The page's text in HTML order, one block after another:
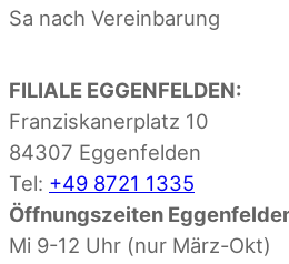
Sa nach Vereinbarung
FILIALE EGGENFELDEN:
Franziskanerplatz 10
84307 Eggenfelden
Tel: +49 8721 1335
Öffnungszeiten
Mi 9-12 Uhr (nur März-Okt)